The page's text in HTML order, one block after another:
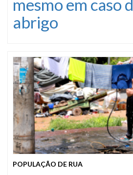
mesmo em caso
abrigo
POPULAÇÃO DE RUA